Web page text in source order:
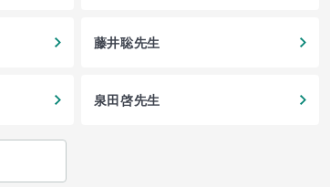
藤井聡先生
泉田啓先生